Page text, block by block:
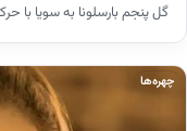
گل پنجم بارسلونا به سویا با
چهره‌ها